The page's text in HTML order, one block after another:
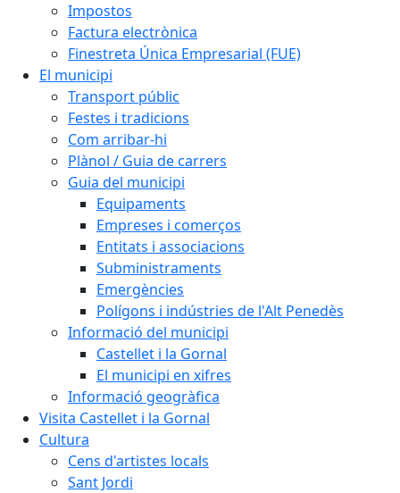
Impostos
Factura electrònica
Finestreta Única Empresarial (FUE)
El municipi
Transport públic
Festes i tradicions
Com arribar-hi
Plànol / Guia de carrers
Guia del municipi
Equipaments
Empreses i comerços
Entitats i associacions
Subministraments
Emergències
Polígons i indústries de l'Alt Penedès
Informació del municipi
Castellet i la Gornal
El municipi en xifres
Informació geogràfica
Visita Castellet i la Gornal
Cultura
Cens d'artistes locals
Sant Jordi